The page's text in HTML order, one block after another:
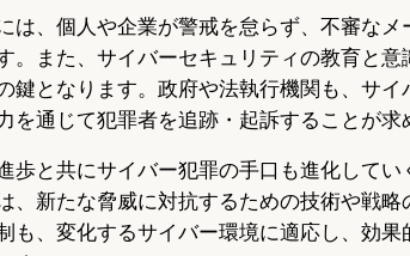
は、個人や企業が警戒を怠らず、不審な
。また、サイバーセキュリティの教育と
鍵となります。政府や法執行機関も、サ
を通じて犯罪者を追跡・起訴することが求
歩と共にサイバー犯罪の手口も進化して
、新たな脅威に対抗するための技術や戦略
も、変化するサイバー環境に適応し、効